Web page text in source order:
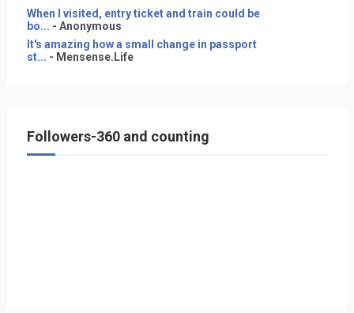
When I visited, entry ticket and train could be
bo... - Anonymous
It's amazing how a small change in passport
st... - Mensense.Life
Followers-360 and counting